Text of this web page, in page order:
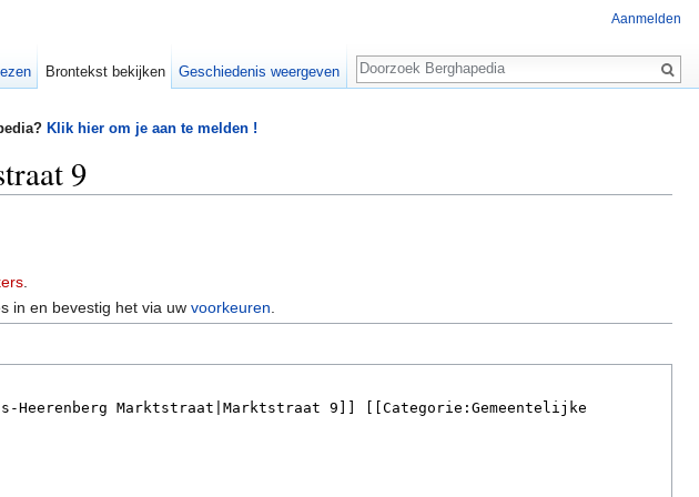
Klik hier om je aan te melden !
9
in en bevestig het via uwvoorkeuren
Aanmelden
Brontekst bekijken Geschiedenis weergeven
Zoeken